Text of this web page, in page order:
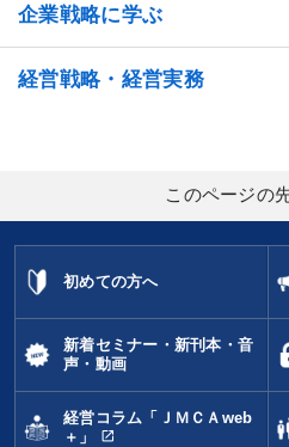
企業戦略に学ぶ
経営戦略・経営実務
このページの
初めての方へ
新着セミナー・新刊本・音
声・動画
経営コラム「ＪＭＣＡweb
＋」
open_in_new